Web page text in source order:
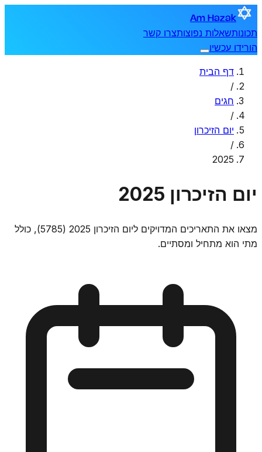
Am Hazak
תכונותשאלות נפוצותצרו קשר
הורידו עכשיו
דף הבית
/
חגים
/
יום הזיכרון
/
2025
יום הזיכרון 2025
מצאו את התאריכים המדויקים ליום הזיכרון 2025 (5785), כולל
מתי הוא מתחיל ומסתיים.